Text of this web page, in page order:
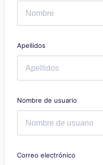
Apellidos
Nombre de usuario
Correo electrónico